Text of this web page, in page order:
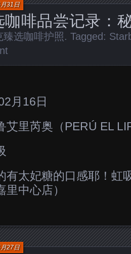
咖啡品尝记录：
31日
臻选咖啡护照. Tagged:
月16日
艾里芮奥（PERÚ EL
有太妃糖的口感耶！虹
里中心店）
27日